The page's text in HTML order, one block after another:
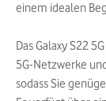
einem idealen
Das Galaxy S22
5G-Netzwerke
sodass Sie